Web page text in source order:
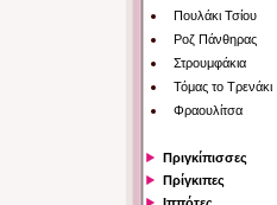
Πουλάκι Τσίου
Ροζ Πάνθηρας
Στρουμφάκια
Τόμας το Τρενάκι
Φραουλίτσα
Πριγκίπισσες
Πρίγκιπες